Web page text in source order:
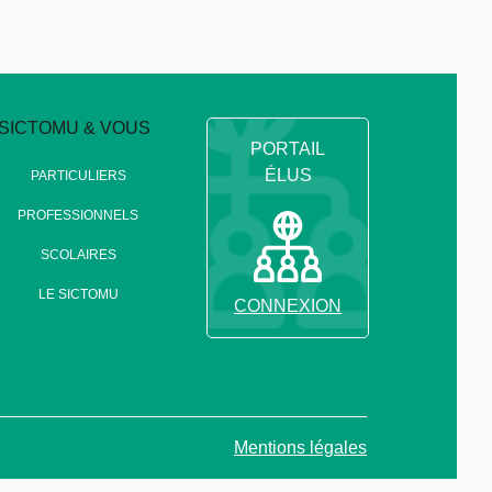
SICTOMU & VOUS
PARTICULIERS
PROFESSIONNELS
SCOLAIRES
LE SICTOMU
PORTAIL
ÉLUS
CONNEXION
Mentions légales